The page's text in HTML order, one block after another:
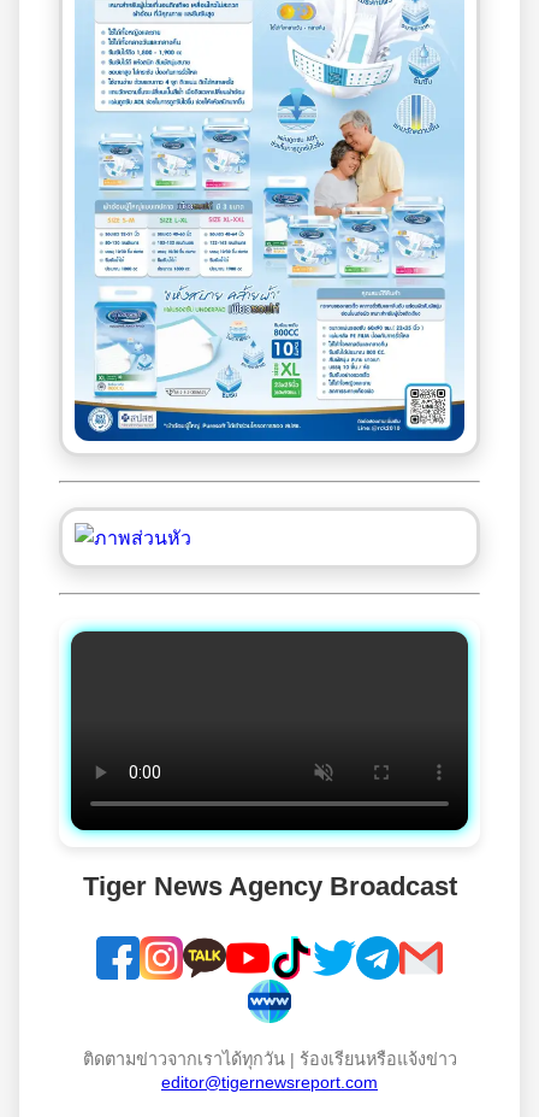
Tiger News Agency Broadcast
ติดตามข่าวจากเราได้ทุกวัน | ร้องเรียนหรือแจ้งข่าว
editor@tigernewsreport.com